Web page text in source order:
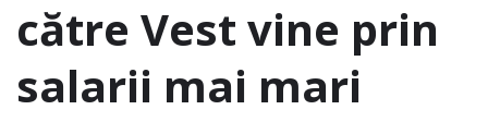
către Vest vine prin
salarii mai mari